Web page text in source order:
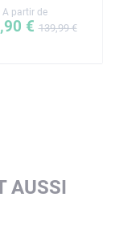
A partir de
€139,99 €
AUSSI